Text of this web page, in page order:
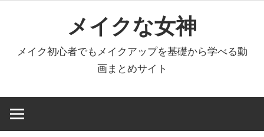
へ
キ
メイクな女神
メイク初心者でもメイクアップを基礎から学べる動
画まとめサイト